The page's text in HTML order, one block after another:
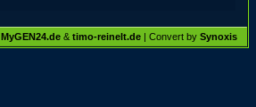
MyGEN24.de & timo-reinelt.de | Convert by Synoxis